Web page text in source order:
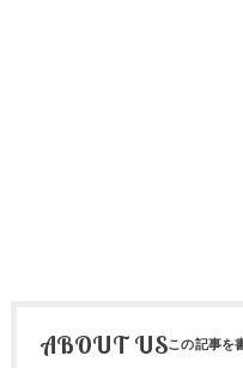
ABOUT US